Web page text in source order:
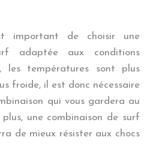
important de choisir une
adaptée aux conditions
les températures sont plus
froide, il est donc nécessaire
qui vous gardera au
une combinaison de surf
de mieux résister aux chocs